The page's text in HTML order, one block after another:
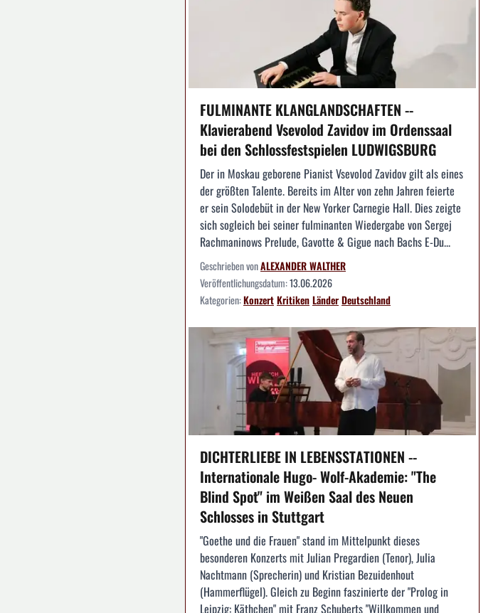
FULMINANTE KLANGLANDSCHAFTEN --
Klavierabend Vsevolod Zavidov im Ordenssaal
bei den Schlossfestspielen LUDWIGSBURG
Der in Moskau geborene Pianist Vsevolod Zavidov gilt als eines
der größten Talente. Bereits im Alter von zehn Jahren feierte
er sein Solodebüt in der New Yorker Carnegie Hall. Dies zeigte
sich sogleich bei seiner fulminanten Wiedergabe von Sergej
Rachmaninows Prelude, Gavotte & Gigue nach Bachs E-Du...
Geschrieben vonALEXANDER WALTHER
Veröffentlichungsdatum:13.06.2026
Kategorien:KonzertKritikenLänderDeutschland
DICHTERLIEBE IN LEBENSSTATIONEN --
Internationale Hugo- Wolf-Akademie: "The
Blind Spot" im Weißen Saal des Neuen
Schlosses in Stuttgart
"Goethe und die Frauen" stand im Mittelpunkt dieses
besonderen Konzerts mit Julian Pregardien (Tenor), Julia
Nachtmann (Sprecherin) und Kristian Bezuidenhout
(Hammerflügel). Gleich zu Beginn faszinierte der "Prolog in
Leipzig: Käthchen" mit Franz Schuberts "Willkommen und